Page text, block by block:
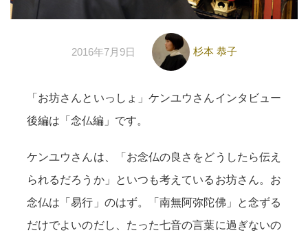
2016年7月9日 杉本 恭子
「お坊さんといっしょ」ケンユウさんインタビュー
後編は「念仏編」です。
ケンユウさんは、「お念仏の良さをどうしたら伝え
られるだろうか」といつも考えているお坊さん。お
念仏は「易行」のはず。「南無阿弥陀佛」と念ずる
だけでよいのだし、たった七音の言葉に過ぎないの